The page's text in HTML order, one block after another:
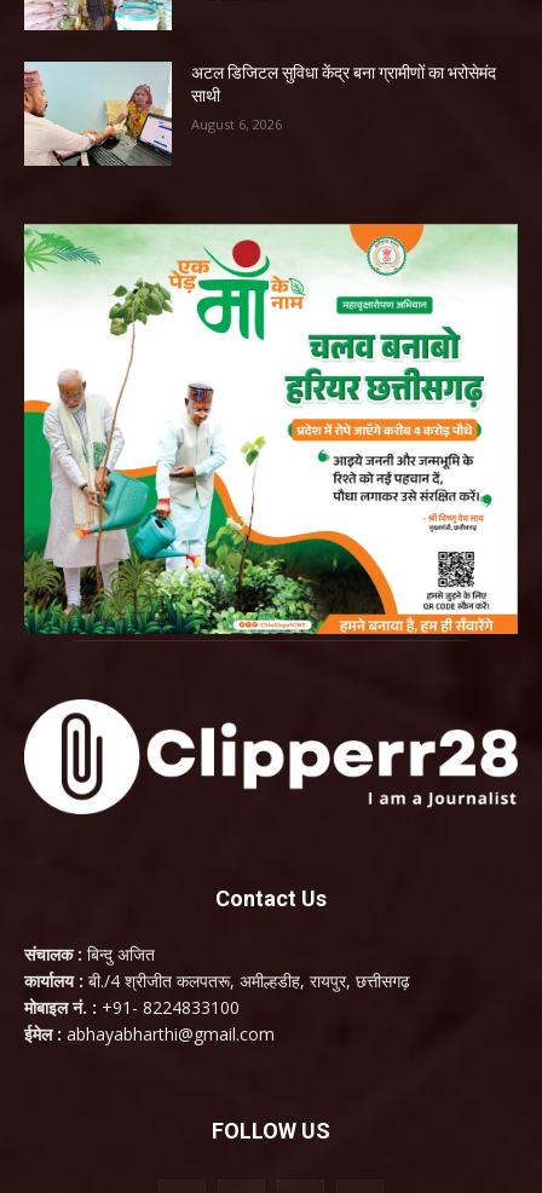
अटल डिजिटल सुविधा केंद्र बना ग्रामीणों का भरोसेमंद
साथी
August 6, 2026
Contact Us
संचालक : बिन्दु अजित
कार्यालय : बी./4 श्रीजीत कलपतरू, अमील्हडीह, रायपुर, छत्तीसगढ़
मोबाइल नं. : +91- 8224833100
ईमेल : abhayabharthi@gmail.com
FOLLOW US